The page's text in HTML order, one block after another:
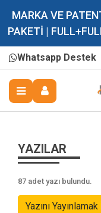
MARKA VE
PAKETİ |
Whatsapp Destek
YAZILAR
87 adet yazı bulundu.
Yazını